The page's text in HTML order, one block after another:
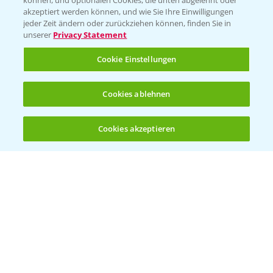
(noch 4)
T.+49 (0)174 346 564 1
KONTAKT
Hilfe in Notfällen
+49 (0)214/30-20220
akzeptiert werden können, und wie Sie Ihre Einwilligungen
jeder Zeit ändern oder zurückziehen können, finden Sie in
unserer Privacy Statement
Cookie Einstellungen
Cookies ablehnen
Cookies akzeptieren